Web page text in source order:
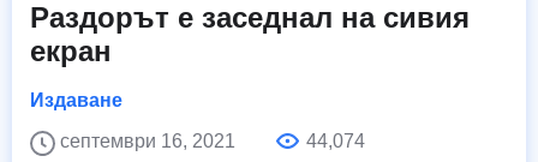
Раздорът е заседнал на сивия
екран
Издаване
септември 16, 2021
44,074